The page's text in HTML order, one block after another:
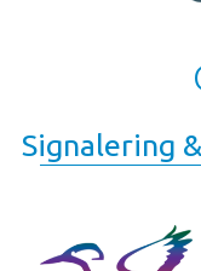
Signalering